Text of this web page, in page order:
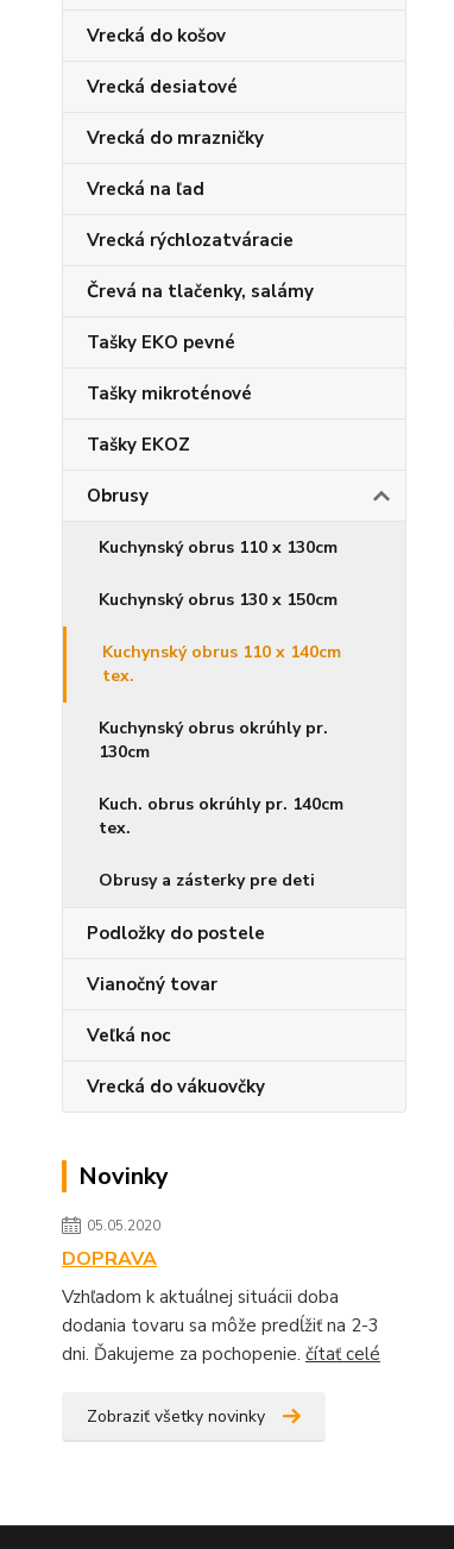
Vrecká do košov
Vrecká desiatové
Vrecká do mrazničky
Vrecká na ľad
Vrecká rýchlozatváracie
Črevá na tlačenky, salámy
Tašky EKO pevné
Tašky mikroténové
Tašky EKOZ
Obrusy
Kuchynský obrus 110 x 130cm
Kuchynský obrus 130 x 150cm
Kuchynský obrus 110 x 140cm
tex.
Kuchynský obrus okrúhly pr.
130cm
Kuch. obrus okrúhly pr. 140cm
tex.
Obrusy a zásterky pre deti
Podložky do postele
Vianočný tovar
Veľká noc
Vrecká do vákuovčky
Novinky
05.05.2020
DOPRAVA
Vzhľadom k aktuálnej situácii doba
dodania tovaru sa môže predĺžiť na 2-3
dni. Ďakujeme za pochopenie. čítať celé
Zobraziť všetky novinky